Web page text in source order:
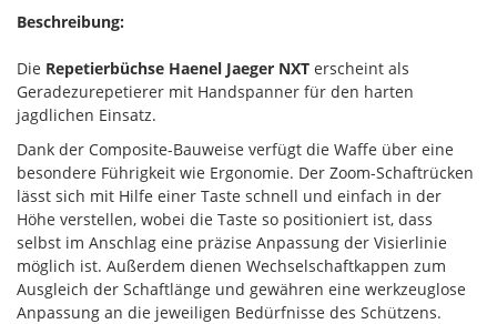
Beschreibung:
Die Repetierbüchse Haenel Jaeger NXT erscheint als
Geradezurepetierer mit Handspanner für den harten
jagdlichen Einsatz.
Dank der Composite-Bauweise verfügt die Waffe über eine
besondere Führigkeit wie Ergonomie. Der Zoom-Schaftrücken
lässt sich mit Hilfe einer Taste schnell und einfach in der
Höhe verstellen, wobei die Taste so positioniert ist, dass
selbst im Anschlag eine präzise Anpassung der Visierlinie
möglich ist. Außerdem dienen Wechselschaftkappen zum
Ausgleich der Schaftlänge und gewähren eine werkzeuglose
Anpassung an die jeweiligen Bedürfnisse des Schützens.